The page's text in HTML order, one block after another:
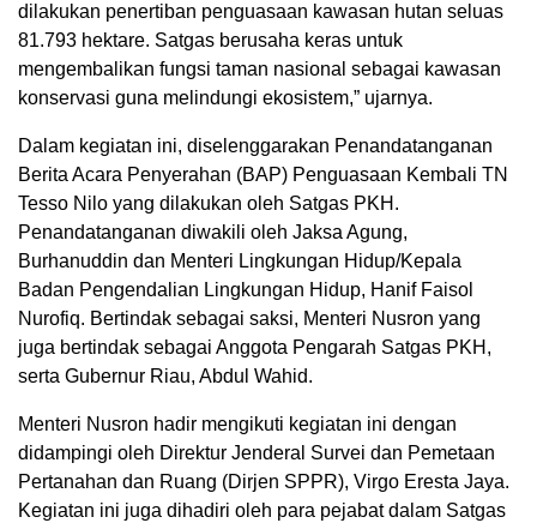
dilakukan penertiban penguasaan kawasan hutan seluas
81.793 hektare. Satgas berusaha keras untuk
mengembalikan fungsi taman nasional sebagai kawasan
konservasi guna melindungi ekosistem,” ujarnya.
Dalam kegiatan ini, diselenggarakan Penandatanganan
Berita Acara Penyerahan (BAP) Penguasaan Kembali TN
Tesso Nilo yang dilakukan oleh Satgas PKH.
Penandatanganan diwakili oleh Jaksa Agung,
Burhanuddin dan Menteri Lingkungan Hidup/Kepala
Badan Pengendalian Lingkungan Hidup, Hanif Faisol
Nurofiq. Bertindak sebagai saksi, Menteri Nusron yang
juga bertindak sebagai Anggota Pengarah Satgas PKH,
serta Gubernur Riau, Abdul Wahid.
Menteri Nusron hadir mengikuti kegiatan ini dengan
didampingi oleh Direktur Jenderal Survei dan Pemetaan
Pertanahan dan Ruang (Dirjen SPPR), Virgo Eresta Jaya.
Kegiatan ini juga dihadiri oleh para pejabat dalam Satgas